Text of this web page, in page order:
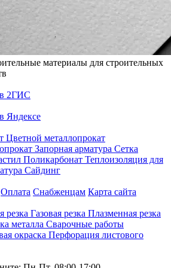
материалы для строительных
в 2ГИС
Яндексе
Цветной металлопрокат
Запорная арматура Сетка
Поликарбонат Теплоизоляция для
Сайдинг
Оплата Снабженцам Карта сайта
резка Газовая резка Плазменная резка
металла Сварочные работы
окраска Перфорация листового